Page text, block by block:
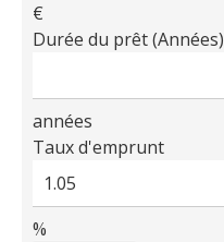
€
Durée du prêt (Années)
années
Taux d'emprunt
%